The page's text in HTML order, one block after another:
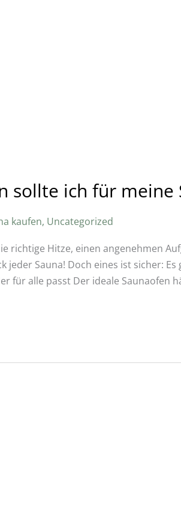
sollte ich für meine
kaufen, Uncategorized
richtige Hitze, einen angenehmen
jeder Sauna! Doch eines ist sicher:
für alle passt Der ideale Saunaofen